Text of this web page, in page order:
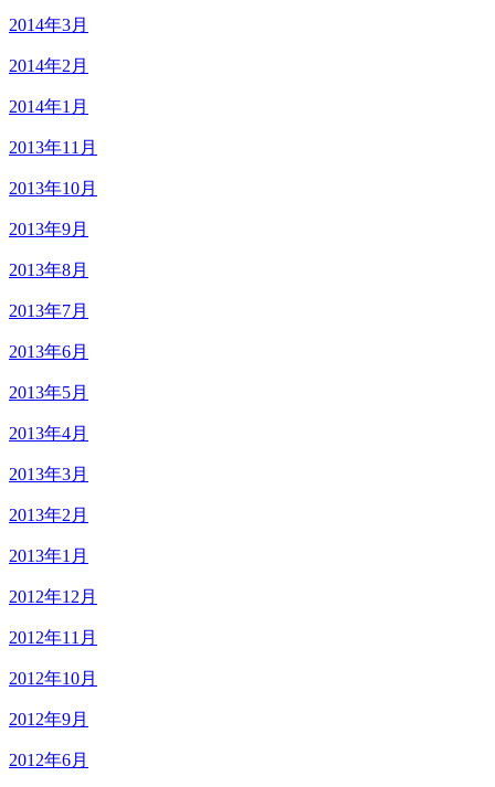
2014年3月
2014年2月
2014年1月
2013年11月
2013年10月
2013年9月
2013年8月
2013年7月
2013年6月
2013年5月
2013年4月
2013年3月
2013年2月
2013年1月
2012年12月
2012年11月
2012年10月
2012年9月
2012年6月